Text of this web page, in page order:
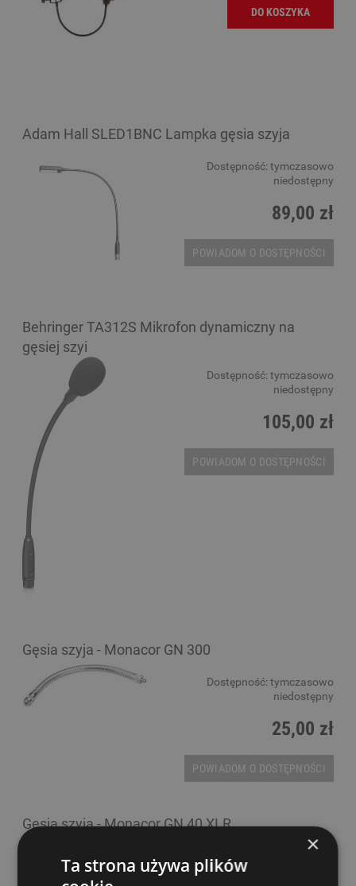
DO KOSZYKA
Adam Hall SLED1BNC Lampka gęsia szyja
Dostępność: tymczasowo
niedostępny
89,00 zł
POWIADOM O DOSTĘPNOŚCI
Behringer TA312S Mikrofon dynamiczny na
gęsiej szyi
Dostępność: tymczasowo
niedostępny
105,00 zł
POWIADOM O DOSTĘPNOŚCI
Gęsia szyja - Monacor GN 300
Dostępność: tymczasowo
niedostępny
25,00 zł
POWIADOM O DOSTĘPNOŚCI
Gęsia szyja - Monacor GN 40 XLR
×
Ta strona używa plików